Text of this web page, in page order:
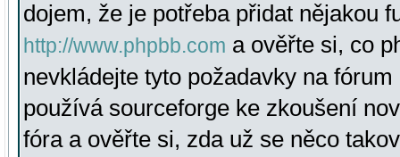
dojem, že je potřeba přidat nějakou
http://www.phpbb.com a ověřte si, co
nevkládejte tyto požadavky na
používá sourceforge ke zkoušení
fóra a ověřte si, zda už se něco